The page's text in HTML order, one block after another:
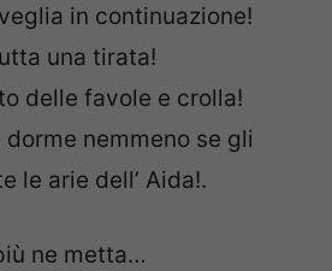
in continuazione!
una tirata!
delle favole e crolla!
dorme nemmeno se gli
le arie dell’ Aida!.
ne metta…